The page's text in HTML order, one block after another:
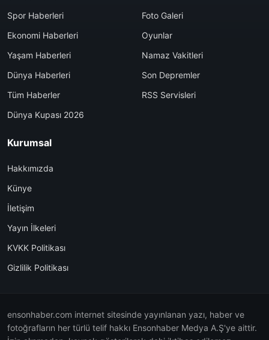
Spor Haberleri
Ekonomi Haberleri
Yaşam Haberleri
Dünya Haberleri
Tüm Haberler
Dünya Kupası 2026
Foto Galeri
Oyunlar
Namaz Vakitleri
Son Depremler
RSS Servisleri
Kurumsal
Hakkımızda
Künye
İletişim
Yayın İlkeleri
KVKK Politikası
Gizlilik Politikası
ensonhaber.com internet sitesinde yayınlanan yazı, haber ve
fotoğrafların her türlü telif hakkı Ensonhaber Medya A.Ş'ye aittir.